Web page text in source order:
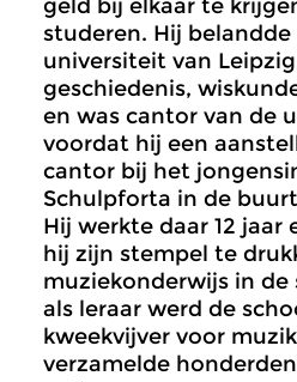
geld bij elkaar te
studeren. Hij belandde
universiteit van
geschiedenis,
en was cantor van de
voordat hij een
cantor bij het
Schulpforta in de
Hij werkte daar 12
hij zijn stempel te
muziekonderwijs in
als leraar werd de
kweekvijver voor
verzamelde